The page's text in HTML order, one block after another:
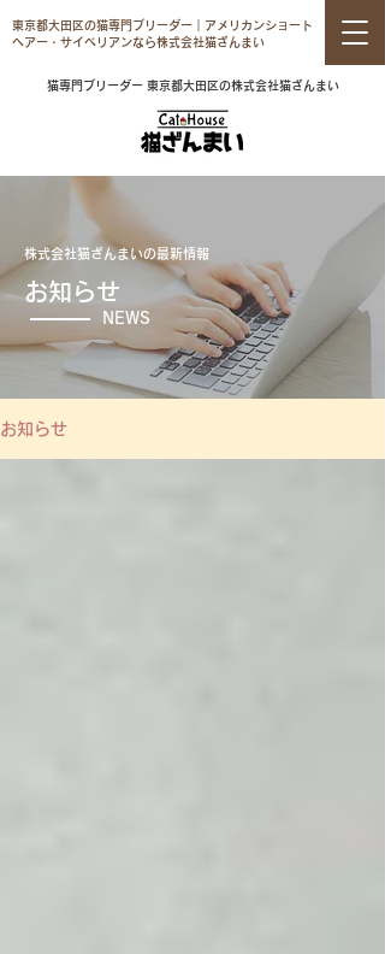
東京都大田区の猫専門ブリーダー｜アメリカンショート
ヘアー・サイベリアンなら株式会社猫ざんまい
猫専門ブリーダー 東京都大田区の株式会社猫ざんまい
株式会社猫ざんまいの最新情報
お知らせ
NEWS
お知らせ